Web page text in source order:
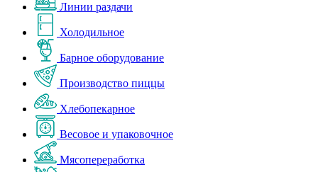
Линии раздачи
Холодильное
Барное оборудование
Производство пиццы
Хлебопекарное
Весовое и упаковочное
Мясопереработка